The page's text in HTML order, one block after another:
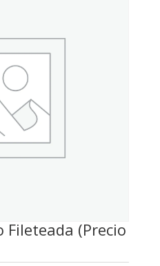
Fileteada (Precio